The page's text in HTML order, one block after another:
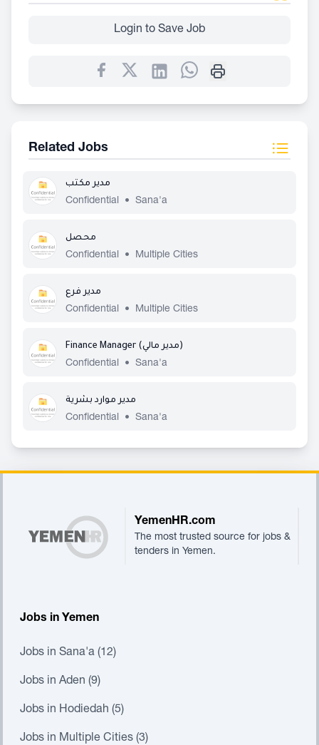
Login to Save Job
Related Jobs
مدير مكتب
Confidential
• Sana'a
محصل
Confidential
• Multiple Cities
مدير فرع
Confidential
• Multiple Cities
Finance Manager (مدير مالي)
Confidential
• Sana'a
مدير موارد بشرية
Confidential
• Sana'a
YemenHR.com
The most trusted source for jobs &
tenders in Yemen.
Jobs in Yemen
Jobs in Sana'a (12)
Jobs in Aden (9)
Jobs in Hodiedah (5)
Jobs in Multiple Cities (3)